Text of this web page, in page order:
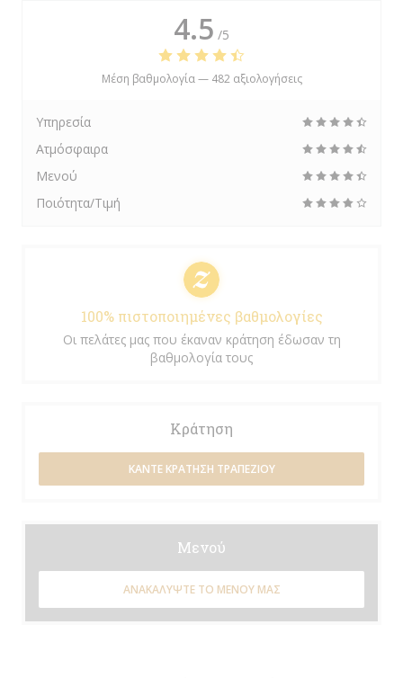
4.5 /5
Μέση βαθμολογία — 482 αξιολογήσεις
Υπηρεσία
Ατμόσφαιρα
Μενού
Ποιότητα/Τιμή
100% πιστοποιημένες βαθμολογίες
Οι πελάτες μας που έκαναν κράτηση έδωσαν τη
βαθμολογία τους
Κράτηση
ΚΆΝΤΕ ΚΡΆΤΗΣΗ ΤΡΑΠΕΖΙΟΎ
Μενού
ΑΝΑΚΑΛΎΨΤΕ ΤΟ ΜΕΝΟΎ ΜΑΣ